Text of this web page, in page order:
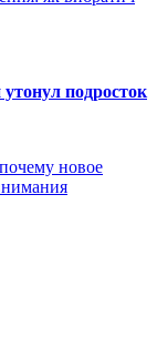
подросток
новое